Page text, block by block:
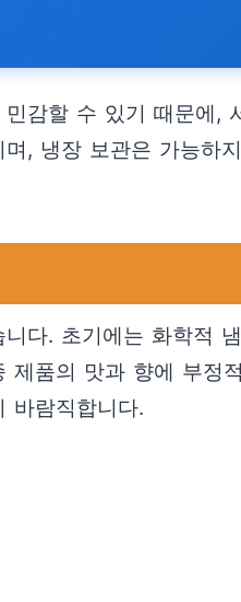
감할 수 있기 때문에,
, 냉장 보관은 가능하
다. 초기에는 화학적
품의 맛과 향에 부정
바람직합니다.